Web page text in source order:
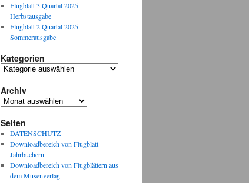
Flugblatt 3.Quartal 2025
Herbstausgabe
Flugblatt 2.Quartal 2025
Sommerausgabe
Kategorien
Kategorien
Archiv
Archiv
Seiten
DATENSCHUTZ
Downloadbereich von Flugblatt-
Jahrbüchern
Downloadbereich von Flugblättern aus
dem Musenverlag